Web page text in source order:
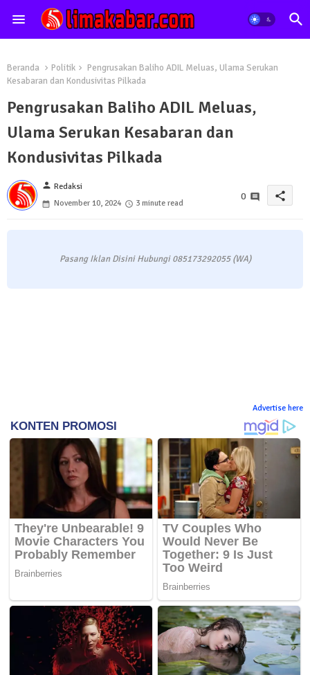
Beranda Politik
Pengrusakan Baliho ADIL Meluas, Ulama Serukan
Kesabaran dan Kondusivitas Pilkada
Pengrusakan Baliho ADIL Meluas,
Ulama Serukan Kesabaran dan
Kondusivitas Pilkada
person Redaksi
November 10, 2024
3 minute read
0 share
Pasang Iklan Disini Hubungi 085173292055 (WA)
Advertise here